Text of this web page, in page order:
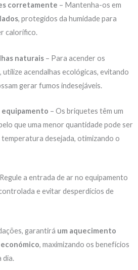
corretamente – Mantenha-os em
, protegidos da humidade para
calorífico.
naturais – Para acender os
acendalhas ecológicas, evitando
gerar fumos indesejáveis.
equipamento – Os briquetes têm um
que uma menor quantidade pode ser
desejada, otimizando o
a entrada de ar no equipamento
e evitar desperdícios de
garantirá um aquecimento
, maximizando os benefícios
dia.